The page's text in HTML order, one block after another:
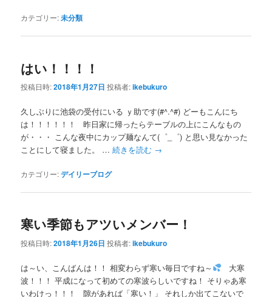
カテゴリー:未分類
はい！！！！
投稿日時:2018年1月27日 投稿者:ikebukuro
久しぶりに池袋の受付にいる ｙ助です(#^.^#) どーもこんにち
は！！！！！！ 昨日家に帰ったらテーブルの上にこんなもの
が・・・ こんな夜中にカップ麺なんて(゜_゜) と思い見なかった
ことにして寝ました。 …続きを読む →
カテゴリー:デイリーブログ
寒い季節もアツいメンバー！
投稿日時:2018年1月26日 投稿者:ikebukuro
は～い、こんばんは！！ 相変わらず寒い毎日ですね～
大寒
波！！！ 平成になって初めての寒波らしいですね！ そりゃあ寒
いわけっ！！！ 隙があれば「寒い！」 それしか出てこないで